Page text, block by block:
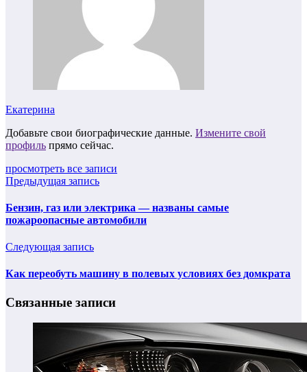
Екатерина
Добавьте свои биографические данные. Измените свой
профиль прямо сейчас.
просмотреть все записи
Предыдущая запись
Бензин, газ или электрика — названы самые
пожароопасные автомобили
Следующая запись
Как переобуть машину в полевых условиях без домкрата
Связанные записи